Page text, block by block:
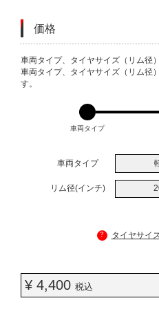
価格
VARIATIONS
車両タイプ、タイヤサイズ（リム径
車両タイプ、タイヤサイズ（リム径
す。
車両タイプ
車両タイプ
リム径(インチ)
? タイヤサイ
¥ 4,400 税込